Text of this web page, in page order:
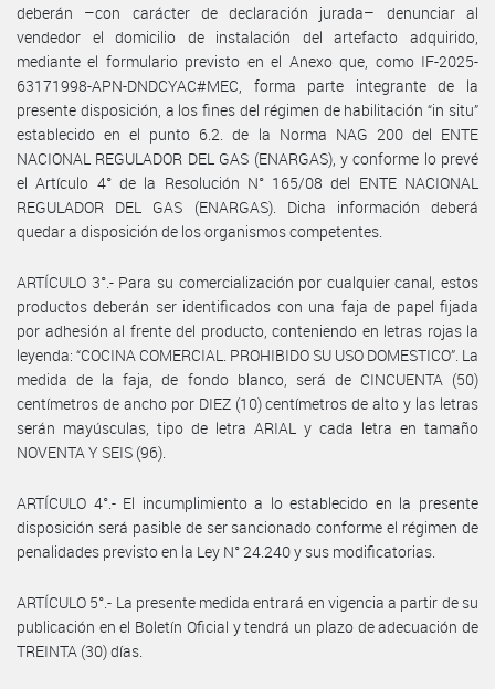
deberán –con carácter de declaración jurada– denunciar al
vendedor el domicilio de instalación del artefacto adquirido,
mediante el formulario previsto en el Anexo que, como IF-2025-
63171998-APN-DNDCYAC#MEC, forma parte integrante de la
presente disposición, a los fines del régimen de habilitación “in situ”
establecido en el punto 6.2. de la Norma NAG 200 del ENTE
NACIONAL REGULADOR DEL GAS (ENARGAS), y conforme lo prevé
el Artículo 4° de la Resolución N° 165/08 del ENTE NACIONAL
REGULADOR DEL GAS (ENARGAS). Dicha información deberá
quedar a disposición de los organismos competentes.
ARTÍCULO 3°.- Para su comercialización por cualquier canal, estos
productos deberán ser identificados con una faja de papel fijada
por adhesión al frente del producto, conteniendo en letras rojas la
leyenda: “COCINA COMERCIAL. PROHIBIDO SU USO DOMESTICO”. La
medida de la faja, de fondo blanco, será de CINCUENTA (50)
centímetros de ancho por DIEZ (10) centímetros de alto y las letras
serán mayúsculas, tipo de letra ARIAL y cada letra en tamaño
NOVENTA Y SEIS (96).
ARTÍCULO 4°.- El incumplimiento a lo establecido en la presente
disposición será pasible de ser sancionado conforme el régimen de
penalidades previsto en la Ley N° 24.240 y sus modificatorias.
ARTÍCULO 5°.- La presente medida entrará en vigencia a partir de su
publicación en el Boletín Oficial y tendrá un plazo de adecuación de
TREINTA (30) días.